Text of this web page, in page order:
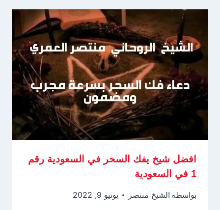
افضل شيخ يفك السحر في السعودية رقم
1 في السعودية
بواسطة الشيخ منتصر يونيو 9, 2022